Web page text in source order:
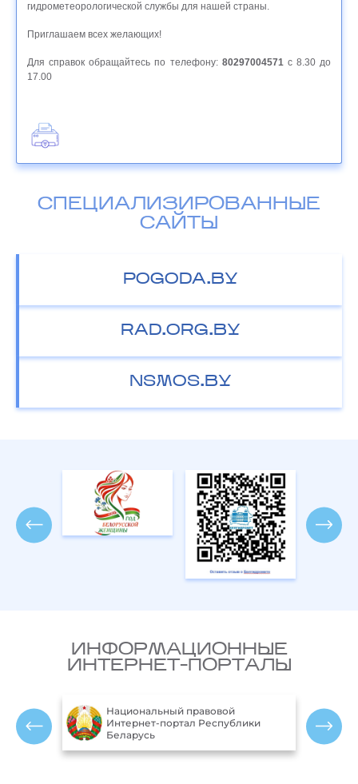
гидрометеорологической службы для нашей страны.
Приглашаем всех желающих!
Для справок обращайтесь по телефону: 80297004571c 8.30 до
17.00
СПЕЦИАЛИЗИРОВАННЫЕ
САЙТЫ
POGODA.BY
RAD.ORG.BY
NSMOS.BY
ИНФОРМАЦИОННЫЕ
ИНТЕРНЕТ-ПОРТАЛЫ
Национальный правовой
Интернет-портал Республики
Беларусь